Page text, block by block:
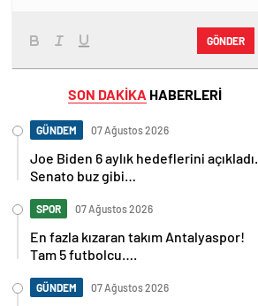
GÖNDER
SON DAKİKA HABERLERİ
GÜNDEM 07 Ağustos 2026
Joe Biden 6 aylık hedeflerini açıkladı.
Senato buz gibi…
SPOR 07 Ağustos 2026
En fazla kızaran takım Antalyaspor!
Tam 5 futbolcu….
GÜNDEM 07 Ağustos 2026